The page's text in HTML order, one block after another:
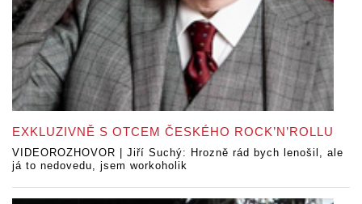
EXKLUZIVNĚ S OTCEM ČESKÉHO ROCK’N’ROLLU
VIDEOROZHOVOR | Jiří Suchý: Hrozně rád bych lenošil, ale
já to nedovedu, jsem workoholik